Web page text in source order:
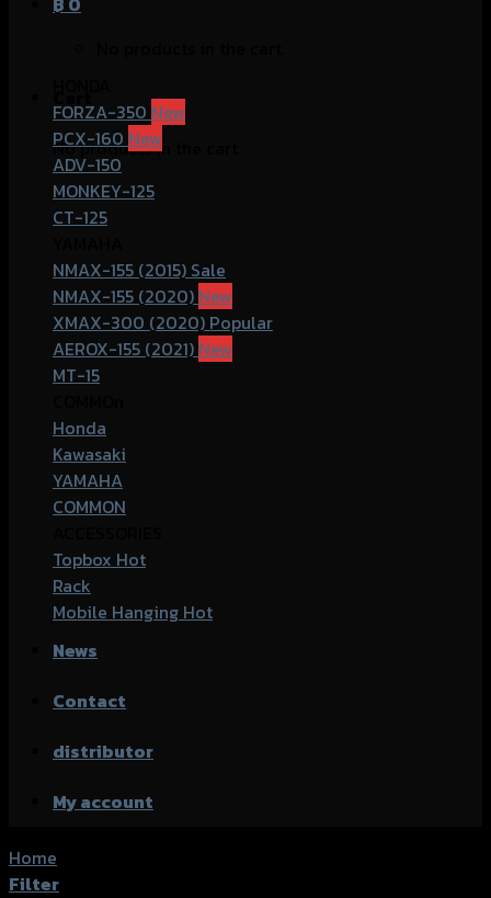
No products in the cart.
FORZA-350
PCX-160
ADV-150
MONKEY-125
CT-125
NMAX-155 (2015)
NMAX-155 (2020)
XMAX-300 (2020)
AEROX-155 (2021)
MT-15
Honda
Kawasaki
YAMAHA
COMMON
Topbox
Rack
Mobile Hanging
News
Contact
distributor
My account
Home
Filter